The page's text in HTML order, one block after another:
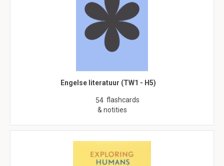
Engelse literatuur (TW1 - H5)
54 flashcards
& notities